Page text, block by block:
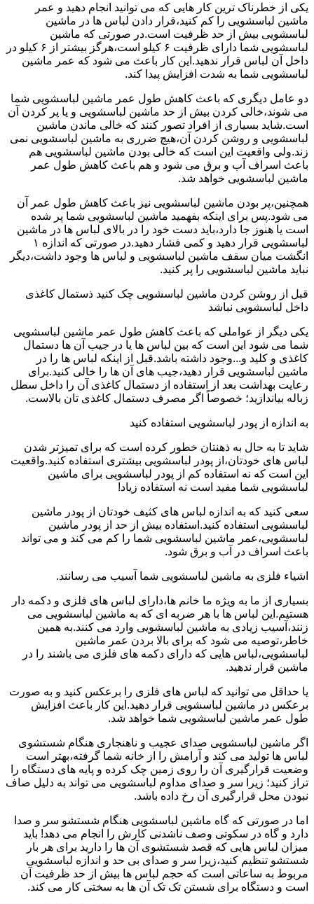
یکی از خطرناک ترین کار هایی که می توانید انجام دهید و عمر
ماشین لباسشویی را کم کنید،قرار دادن لباس ها در ماشین
لباسشویی بیش از حد ظرفیت است.در صورتی که ماشین
لباسشویی شما دارای ظرفیت ۶ کیلو است،هرگز بیشتر از ۶ کیلو در
داخل آن لباس قرار ندهید.این کار باعث می شود که عمر ماشین
لباسشویی شما به شدت افزایش پیدا کند.
دو عامل دیگری که باعث کاهش طول عمر ماشین لباسشویی شما
می شوند،خالی کردن بیش از حد ماشین لباسشویی و یا پر کردن آن
است.شاید بسیاری از افراد تصور کنند که خالی ماندن ماشین
لباسشویی و روشن کردن آن،هیچ ضرری به ماشین لباسشویی نمی
زند.ولی واقعیت این است که خالی بودن ماشین لباسشویی هم
باعث اسراف آب و برق می شود و هم باعث کاهش طول عمر
ماشین لباسشویی خواهد شد.
همچنین،پر بودن ماشین لباسشویی نیز باعث کاهش طول عمر آن
می شود.پس برای اینکه بفهمید ماشین لباسشویی شما پر شده
است یا هنوز جا دارد،باید دست خود را در بالای لباس ها در ماشین
لباسشویی قرار دهید و کمی فشار دهید.در صورتی که اندازه ۱
انگشت میان سقف ماشین لباسشویی و لباس ها وجود داشت،دیگر
نباید ماشین لباسشویی را پر کنید.
قبل از روشن کردن ماشین لباسشویی چک کنید ذستمال کاغذی
داخل لباسشویی نباشد
یکی دیگر از عواملی که باعث کاهش طول عمر ماشین لباسشویی
شما می شود این است که بین لباس ها یا در جیب آن ها دستمال
کاغذی و کلید و...وجود داشته باشد.قبل از اینکه لباس ها را در
ماشین لباسشویی قرار دهید،جیب های آن ها را خالی کنید.برای
رعایت بهداشت بعد از استفاده از دستمال کاغذی آن را داخل سطل
زباله بیاندازید؛ خصوصاً اگر مصرف دستمال کاغذی تان بالاست.
به اندازه از پودر لباسشویی استفاده کنید
شاید تا به حال به ذهنتان خطور کرده است که برای تمیزتر شدن
لباس های خودتان،از پودر لباسشویی بیشتری استفاده کنید.واقعیت
این است که نه استفاده کم از پودر لباسشویی برای ماشین
لباسشویی شما مفید است نه استفاده زیاد!
سعی کنید که به اندازه لباس های کثیف خودتان از پودر ماشین
لباسشویی استفاده کنید.استفاده بیش از حد از پودر ماشین
لباسشویی،عمر ماشین لباسشویی شما را کم می کند و می تواند
باعث اسراف در آب و برق شود.
اشیاء فلزی به ماشین لباسشویی شما آسیب می رسانند.
بسیاری از ما به ویژه ما خانم ها،دارای لباس های فلزی و دکمه دار
هستیم.این لباس ها با هر ضربه ای که به ماشین لباسشویی می
زنند،آسیب زیادی به ماشین لباسشویی وارد می کنند.به همین
خاطر،توصیه می شود که برای بالا بردن عمر ماشین
لباسشویی،لباس هایی که دارای دکمه های فلزی می باشند را در
ماشین قرار ندهید.
یا حداقل می توانید که لباس های فلزی را برعکس کنید و به صورت
برعکس در ماشین لباسشویی قرار دهید.این کار باعث افزایش
طول عمر ماشین لباسشویی شما خواهد شد.
اگر ماشین لباسشویی صدای عجیب و ناهنجاری هنگام شستشوی
لباس ها تولید می کند و آرامش را از خانه شما گرفته،بهتر است
وضعیت قرارگیری آن را روی زمین چک کرده و پایه های دستگاه را
تراز کنید؛ زیرا سر و صدای مداوم لباسشویی می تواند به دلیل صاف
نبودن محل قرارگیری آن رخ داده باشد.
اما در صورتی که گاه ماشین لباسشویی هنگام شستشو سر و صدا
دارد و گاه در سکوتی وصف ناشدنی کارش را انجام می دهد! باید
میزان لباس هایی که قصد شستشوی آن ها را دارید برای هر بار
شستشو تنظیم کنید،زیرا سر و صدای بی حد و اندازه لباسشویی
مربوط به ساعاتی است که حجم لباس ها بیش از حد ظرفیت آن
است و دستگاه برای شستن تک تک آن ها به سختی کار می کند.